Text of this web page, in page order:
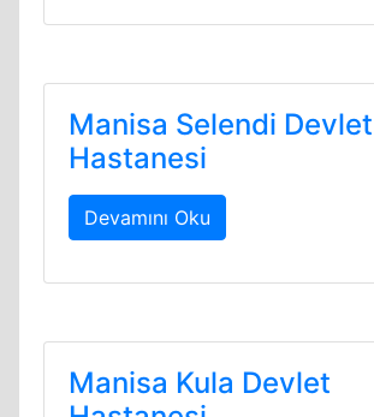
Manisa Selendi Devlet
Hastanesi
Devamını Oku
Manisa Kula Devlet